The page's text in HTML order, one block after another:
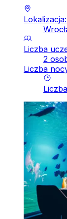
Liczba
2
Liczba